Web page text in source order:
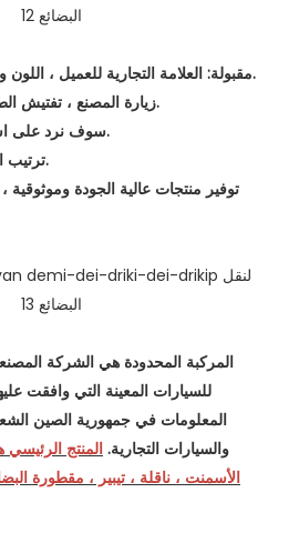
1. OEM Order مقبولة: العلامة التجارية للعميل ، اللون وما إلى ذلك.
2. زيارة المصنع ، تفتيش الطرف الثالث وما إلى ذلك.
3. سوف نرد على استفسارك خلال 12 ساعة.
4. ترتيب النقل الكمال والاقتصادي.
للسيارات المعينة التي وافقت
المعلومات في جمهورية الصين
والسيارات التجارية. المنتج
الأسمنت ، ناقلة ، تيبير ، مقطورة